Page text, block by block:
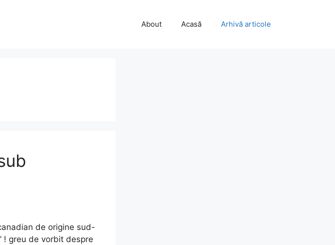
About Acasă Arhivă articole
de origine sud-
! greu de vorbit despre